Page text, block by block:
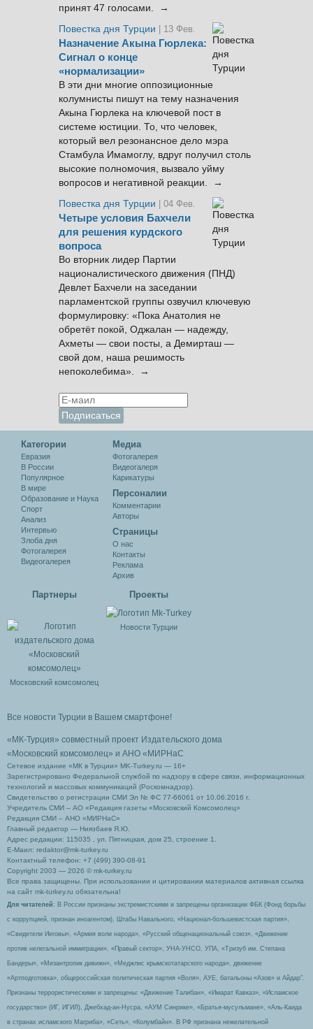
принят 47 голосами. →
Повестка дня Турции
| 13 Фев.
Назначение Акына Гюрлека:
Сигнал о конце
«нормализации»
В эти дни многие оппозиционные
колумнисты пишут на тему назначения
Акына Гюрлека на ключевой пост в
системе юстиции. То, что человек,
который вел резонансное дело мэра
Стамбула Имамоглу, вдруг получил столь
высокие полномочия, вызвало уйму
вопросов и негативной реакции. →
Повестка дня Турции
| 04 Фев.
Четыре условия Бахчели
для решения курдского
вопроса
Во вторник лидер Партии
националистического движения (ПНД)
Девлет Бахчели на заседании
парламентской группы озвучил ключевую
формулировку: «Пока Анатолия не
обретёт покой, Оджалан — надежду,
Ахметы — свои посты, а Демирташ —
свой дом, наша решимость
непоколебима». →
Категории
Евразия
В России
Популярное
В мире
Образование и Наука
Спорт
Анализ
Интервью
Злоба дня
Фотогалерея
Видеогалерея
Медиа
Фотогалерея
Видеогалеря
Карикатуры
Персоналии
Комментарии
Авторы
Cтраницы
О нас
Контакты
Реклама
Архив
Партнеры
Московский комсомолец
Проекты
Новости Турции
Все новости Турции в Вашем смартфоне!
«МК-Турция» совместный проект Издательского дома
«Московский комсомолец» и АНО «МИРНаС
Сетевое издание «МК в Турции» MK-Turkey.ru — 16+
Зарегистрировано Федеральной службой по надзору в сфере связи, информационных
технологий и массовых коммуникаций (Роскомнадзор).
Свидетельство о регистрации СМИ Эл № ФС 77-66061 от 10.06.2016 г.
Учредитель СМИ – АО «Редакция газеты «Московский Комсомолец»
Редакция СМИ – АНО «МИРНаС»
Главный редактор — Ниязбаев Я.Ю.
Адрес редакции: 115035 , ул. Пятницкая, дом 25, строение 1.
Е-Маил: redaktor@mk-turkey.ru
Контактный телефон: +7 (499) 390-08-91
Copyright 2003 — 2026 © mk-turkey.ru
Все права защищены. При использовании и цитировании материалов активная ссылка
на сайт mk-turkey.ru обязательна!
Для читателей : В России признаны экстремистскими и запрещены организации ФБК (Фонд борьбы
с коррупцией, признан иноагентом), Штабы Навального, «Национал-большевистская партия»,
«Свидетели Иеговы», «Армия воли народа», «Русский общенациональный союз», «Движение
против нелегальной иммиграции», «Правый сектор», УНА-УНСО, УПА, «Тризуб им. Степана
Бандеры», «Мизантропик дивижн», «Меджлис крымскотатарского народа», движение
«Артподготовка», общероссийская политическая партия «Воля», АУЕ, батальоны «Азов» и Айдар″.
Признаны террористическими и запрещены: «Движение Талибан», «Имарат Кавказ», «Исламское
государство» (ИГ, ИГИЛ), Джебхад-ан-Нусра, «АУМ Синрике», «Братья-мусульмане», «Аль-Каида
в странах исламского Магриба», «Сеть», «Колумбайн». В РФ признана нежелательной